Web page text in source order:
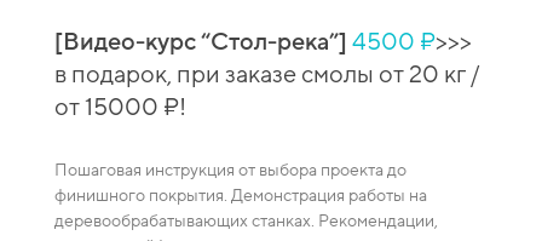
[Видео-курс “Стол-река”] 4500 ₽>>>
в подарок, при заказе смолы от 20 кг /
от 15000 ₽!
Пошаговая инструкция от выбора проекта до
финишного покрытия. Демонстрация работы на
деревообрабатывающих станках. Рекомендации,